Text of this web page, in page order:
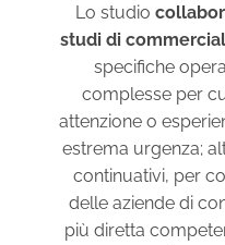
Lo studio
studi di
specifiche
complesse per
attenzione o
estrema urgenza;
continuativi, per
delle aziende di
più diretta